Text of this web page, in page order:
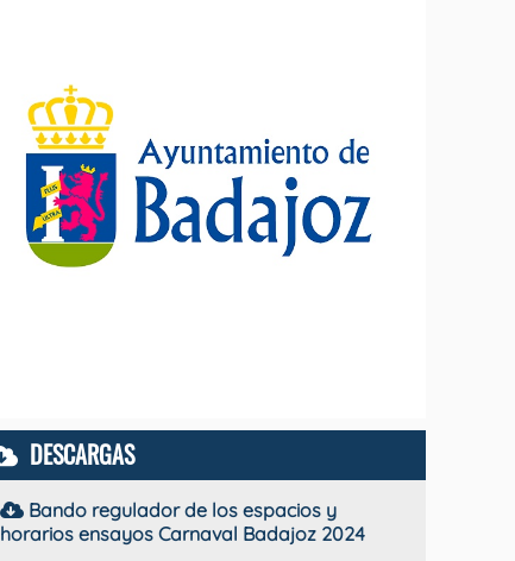
DESCARGAS
Bando regulador de los espacios y
horarios ensayos Carnaval Badajoz 2024